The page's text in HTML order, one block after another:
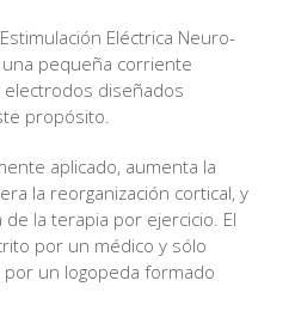
Eléctrica Neuro-
una pequeña corriente
electrodos diseñados
propósito.
aplicado, aumenta la
la reorganización cortical, y
la terapia por ejercicio. El
por un médico y sólo
un logopeda formado